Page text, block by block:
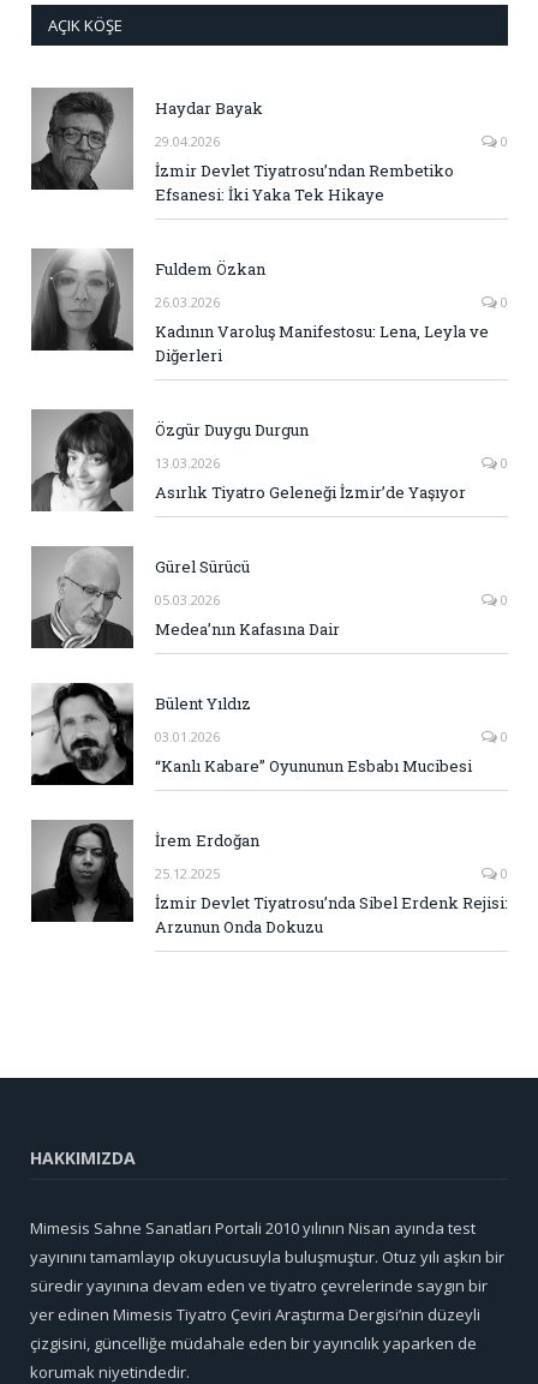
AÇIK KÖŞE
Haydar Bayak
29.04.2026 0
İzmir Devlet Tiyatrosu’ndan Rembetiko
Efsanesi: İki Yaka Tek Hikaye
Fuldem Özkan
26.03.2026 0
Kadının Varoluş Manifestosu: Lena, Leyla ve
Diğerleri
Özgür Duygu Durgun
13.03.2026 0
Asırlık Tiyatro Geleneği İzmir’de Yaşıyor
Gürel Sürücü
05.03.2026 0
Medea’nın Kafasına Dair
Bülent Yıldız
03.01.2026 0
“Kanlı Kabare” Oyununun Esbabı Mucibesi
İrem Erdoğan
25.12.2025 0
İzmir Devlet Tiyatrosu’nda Sibel Erdenk Rejisi:
Arzunun Onda Dokuzu
HAKKIMIZDA
Mimesis Sahne Sanatları Portali 2010 yılının Nisan ayında test
yayınını tamamlayıp okuyucusuyla buluşmuştur. Otuz yılı aşkın bir
süredir yayınına devam eden ve tiyatro çevrelerinde saygın bir
yer edinen Mimesis Tiyatro Çeviri Araştırma Dergisi’nin düzeyli
çizgisini, güncelliğe müdahale eden bir yayıncılık yaparken de
korumak niyetindedir.